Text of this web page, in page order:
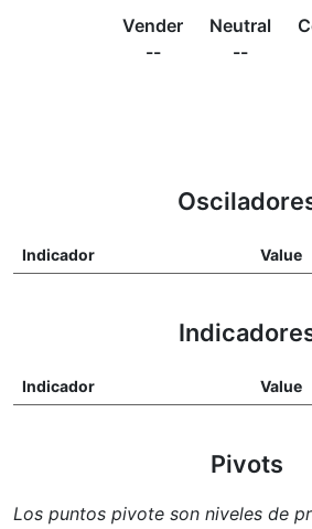
Vender
--
Neutral
--
Indicador Value
Indicador Value
Pivots
Los puntos pivote son niveles de